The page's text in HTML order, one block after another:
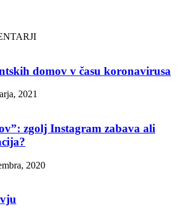
domov v času koronavirusa
2021
zgolj Instagram zabava ali
2020